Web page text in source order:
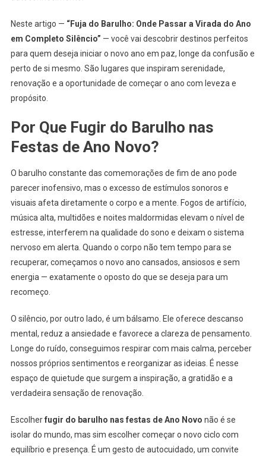
Neste artigo — “Fuja do Barulho: Onde Passar a Virada do Ano
em Completo Silêncio” — você vai descobrir destinos perfeitos
para quem deseja iniciar o novo ano em paz, longe da confusão e
perto de si mesmo. São lugares que inspiram serenidade,
renovação e a oportunidade de começar o ano com leveza e
propósito.
Por Que Fugir do Barulho nas
Festas de Ano Novo?
O barulho constante das comemorações de fim de ano pode
parecer inofensivo, mas o excesso de estímulos sonoros e
visuais afeta diretamente o corpo e a mente. Fogos de artifício,
música alta, multidões e noites maldormidas elevam o nível de
estresse, interferem na qualidade do sono e deixam o sistema
nervoso em alerta. Quando o corpo não tem tempo para se
recuperar, começamos o novo ano cansados, ansiosos e sem
energia — exatamente o oposto do que se deseja para um
recomeço.
O silêncio, por outro lado, é um bálsamo. Ele oferece descanso
mental, reduz a ansiedade e favorece a clareza de pensamento.
Longe do ruído, conseguimos respirar com mais calma, perceber
nossos próprios sentimentos e reorganizar as ideias. É nesse
espaço de quietude que surgem a inspiração, a gratidão e a
verdadeira sensação de renovação.
Escolherfugir do barulho nas festas de Ano Novo não é se
isolar do mundo, mas sim escolher começar o novo ciclo com
equilíbrio e presença. É um gesto de autocuidado, um convite